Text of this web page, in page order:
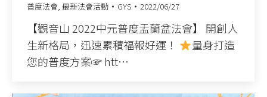
普度法會, 最新法會活動 GYS 2022/06/27
【觀音山 2022中元普度盂蘭盆法會】 開創人
生新格局，迅速累積福報好運！
量身打造
您的普度方案☞ htt…